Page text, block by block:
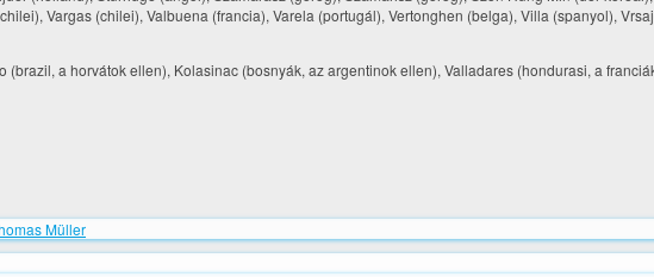
Vargas (chilei), Valbuena (francia), Varela (portugál), Vertonghen (belga), Villa (spanyol),
(brazil, a horvátok ellen), Kolasinac (bosnyák, az argentinok ellen), Valladares (hondurasi, a
Müller